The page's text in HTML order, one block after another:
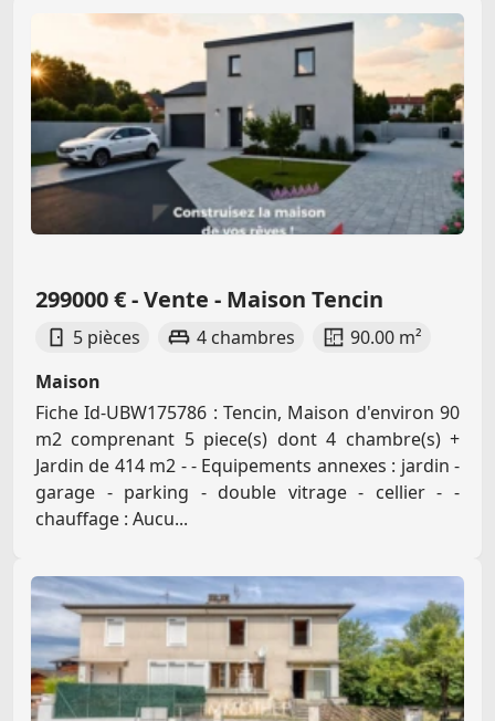
299000 € - Vente - Maison Tencin
5 pièces 4 chambres
90.00 m²
Maison
Fiche Id-UBW175786 : Tencin, Maison d'environ 90
m2 comprenant 5 piece(s) dont 4 chambre(s) +
Jardin de 414 m2 - - Equipements annexes : jardin -
garage - parking - double vitrage - cellier - -
chauffage : Aucu...